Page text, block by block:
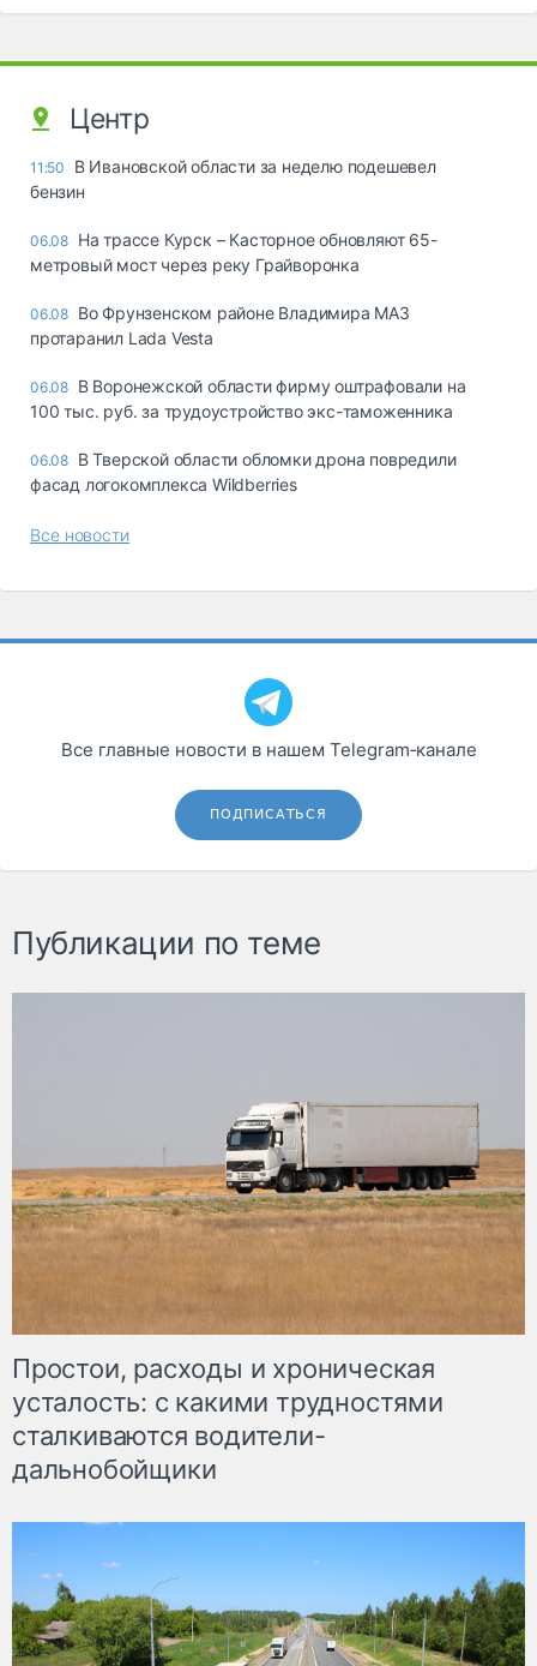
Центр
11:50
В Ивановской области за неделю подешевел
бензин
06.08 На трассе Курск – Касторное обновляют 65-
метровый мост через реку Грайворонка
06.08 Во Фрунзенском районе Владимира МАЗ
протаранил Lada Vesta
06.08 В Воронежской области фирму оштрафовали на
100 тыс. руб. за трудоустройство экс-таможенника
06.08 В Тверской области обломки дрона повредили
фасад логокомплекса Wildberries
Все новости
Все главные новости в нашем Telegram‑канале
ПОДПИСАТЬСЯ
Публикации по теме
Простои, расходы и хроническая
усталость: с какими трудностями
сталкиваются водители-
дальнобойщики